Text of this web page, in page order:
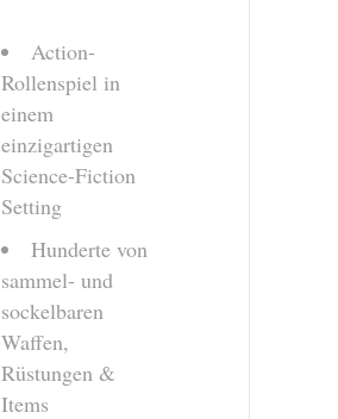
Action-
Rollenspiel in
einem
einzigartigen
Science-Fiction
Setting
Hunderte von
sammel- und
sockelbaren
Waffen,
Rüstungen &
Items